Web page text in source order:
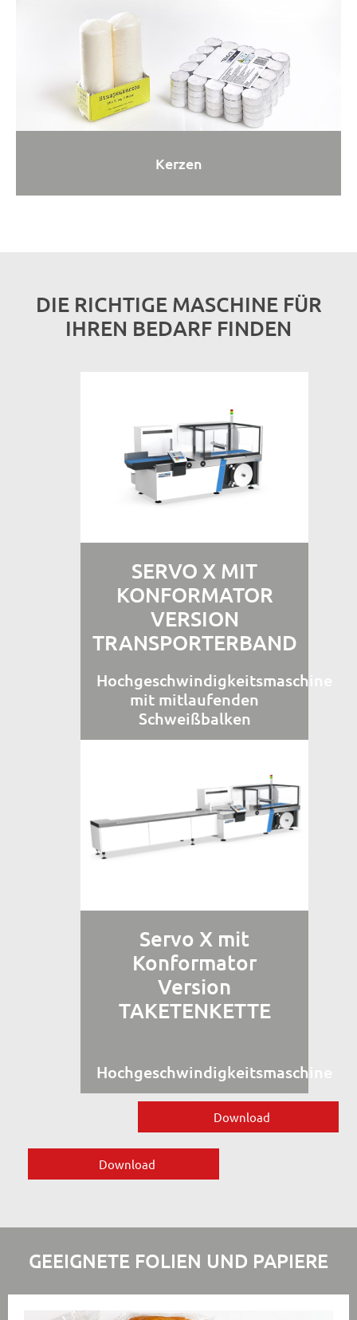
Kerzen
DIE RICHTIGE MASCHINE FÜR
IHREN BEDARF FINDEN
SERVO X MIT
KONFORMATOR
VERSION
TRANSPORTERBAND
Hochgeschwindigkeitsmaschine
mit mitlaufenden
Schweißbalken
Servo X mit
Konformator
Version
TAKETENKETTE
Hochgeschwindigkeitsmaschine
Download
Download
GEEIGNETE FOLIEN UND PAPIERE